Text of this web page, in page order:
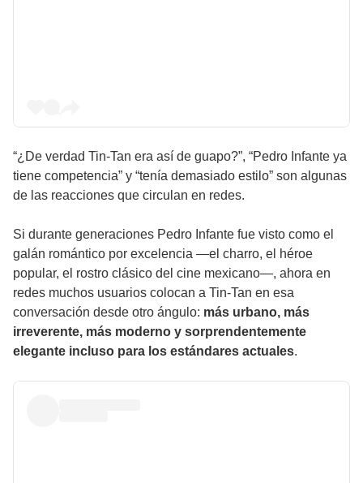
“¿De verdad Tin-Tan era así de guapo?”, “Pedro Infante ya
tiene competencia” y “tenía demasiado estilo” son algunas
de las reacciones que circulan en redes.
Si durante generaciones Pedro Infante fue visto como el
galán romántico por excelencia —el charro, el héroe
popular, el rostro clásico del cine mexicano—, ahora en
redes muchos usuarios colocan a Tin-Tan en esa
conversación desde otro ángulo: más urbano, más
irreverente, más moderno y sorprendentemente
elegante incluso para los estándares actuales.